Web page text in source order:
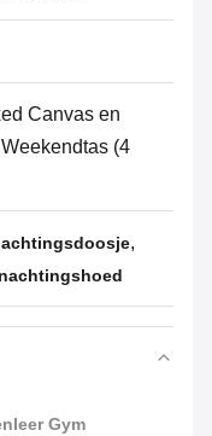
Canvas en
(4
,
Gym